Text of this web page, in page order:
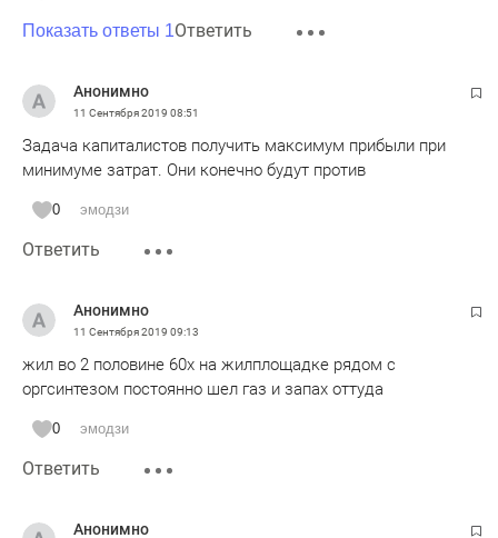
Показать ответы 1Ответить
Анонимно
11 Сентября 2019 08:51
Задача капиталистов получить максимум прибыли при
минимуме затрат. Они конечно будут против
0 эмодзи
Ответить
Анонимно
11 Сентября 2019 09:13
жил во 2 половине 60х на жилплощадке рядом с
оргсинтезом постоянно шел газ и запах оттуда
0 эмодзи
Ответить
Анонимно